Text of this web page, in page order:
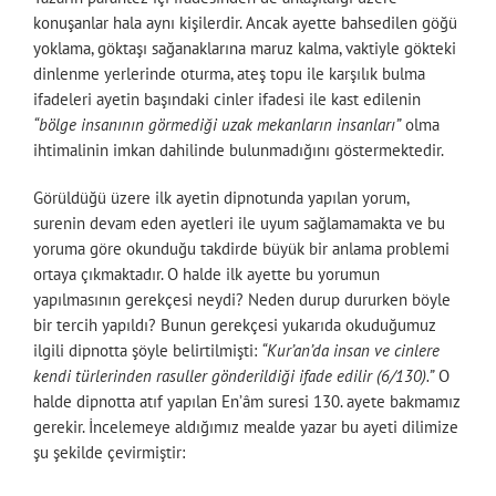
konuşanlar hala aynı kişilerdir. Ancak ayette bahsedilen göğü
yoklama, göktaşı sağanaklarına maruz kalma, vaktiyle gökteki
dinlenme yerlerinde oturma, ateş topu ile karşılık bulma
ifadeleri ayetin başındaki cinler ifadesi ile kast edilenin
“bölge insanının görmediği uzak mekanların insanları”olma
ihtimalinin imkan dahilinde bulunmadığını göstermektedir.
Görüldüğü üzere ilk ayetin dipnotunda yapılan yorum,
surenin devam eden ayetleri ile uyum sağlamamakta ve bu
yoruma göre okunduğu takdirde büyük bir anlama problemi
ortaya çıkmaktadır. O halde ilk ayette bu yorumun
yapılmasının gerekçesi neydi? Neden durup dururken böyle
bir tercih yapıldı? Bunun gerekçesi yukarıda okuduğumuz
ilgili dipnotta şöyle belirtilmişti: “Kur’an’da insan ve cinlere
kendi türlerinden rasuller gönderildiği ifade edilir (6/130).”O
halde dipnotta atıf yapılan En’âm suresi 130. ayete bakmamız
gerekir. İncelemeye aldığımız mealde yazar bu ayeti dilimize
şu şekilde çevirmiştir: